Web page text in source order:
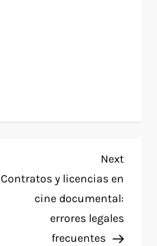
Next
Post
Next
Contratos y licencias en
cine documental:
errores legales
frecuentes